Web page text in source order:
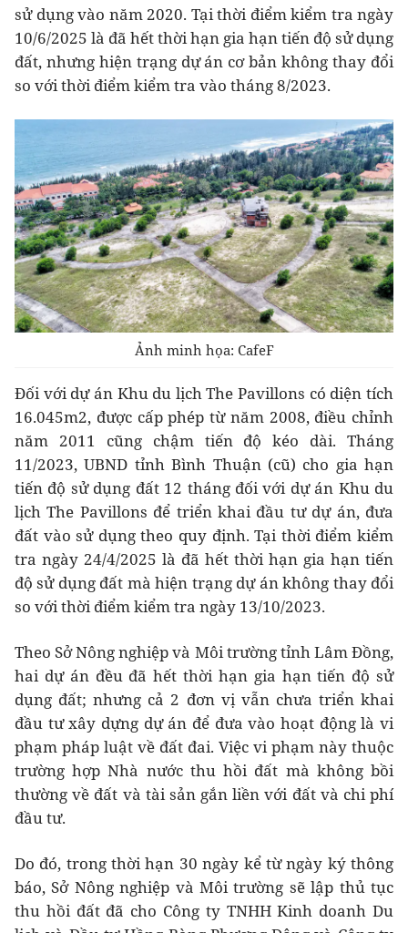
sử dụng vào năm 2020. Tại thời điểm kiểm tra ngày
10/6/2025 là đã hết thời hạn gia hạn tiến độ sử dụng
đất, nhưng hiện trạng dự án cơ bản không thay đổi
so với thời điểm kiểm tra vào tháng 8/2023.
Ảnh minh họa: CafeF
Đối với dự án Khu du lịch The Pavillons có diện tích
16.045m2, được cấp phép từ năm 2008, điều chỉnh
năm 2011 cũng chậm tiến độ kéo dài. Tháng
11/2023, UBND tỉnh Bình Thuận (cũ) cho gia hạn
tiến độ sử dụng đất 12 tháng đối với dự án Khu du
lịch The Pavillons để triển khai đầu tư dự án, đưa
đất vào sử dụng theo quy định. Tại thời điểm kiểm
tra ngày 24/4/2025 là đã hết thời hạn gia hạn tiến
độ sử dụng đất mà hiện trạng dự án không thay đổi
so với thời điểm kiểm tra ngày 13/10/2023.
Theo Sở Nông nghiệp và Môi trường tỉnh Lâm Đồng,
hai dự án đều đã hết thời hạn gia hạn tiến độ sử
dụng đất; nhưng cả 2 đơn vị vẫn chưa triển khai
đầu tư xây dựng dự án để đưa vào hoạt động là vi
phạm pháp luật về đất đai. Việc vi phạm này thuộc
trường hợp Nhà nước thu hồi đất mà không bồi
thường về đất và tài sản gắn liền với đất và chi phí
đầu tư.
Do đó, trong thời hạn 30 ngày kể từ ngày ký thông
báo, Sở Nông nghiệp và Môi trường sẽ lập thủ tục
thu hồi đất đã cho Công ty TNHH Kinh doanh Du